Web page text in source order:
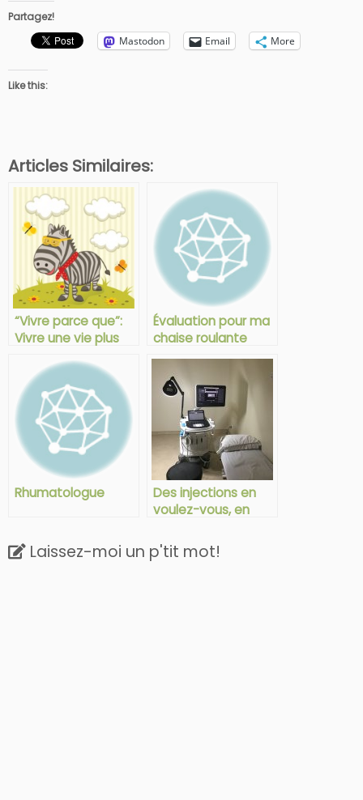
Partagez!
Mastodon
Email More
Like this:
Articles Similaires:
“Vivre parce que”:
Vivre une vie plus
maladie chronique
Évaluation pour ma
chaise roulante
Rhumatologue
Des injections en
voulez-vous, en
Laissez-moi un p'tit mot!